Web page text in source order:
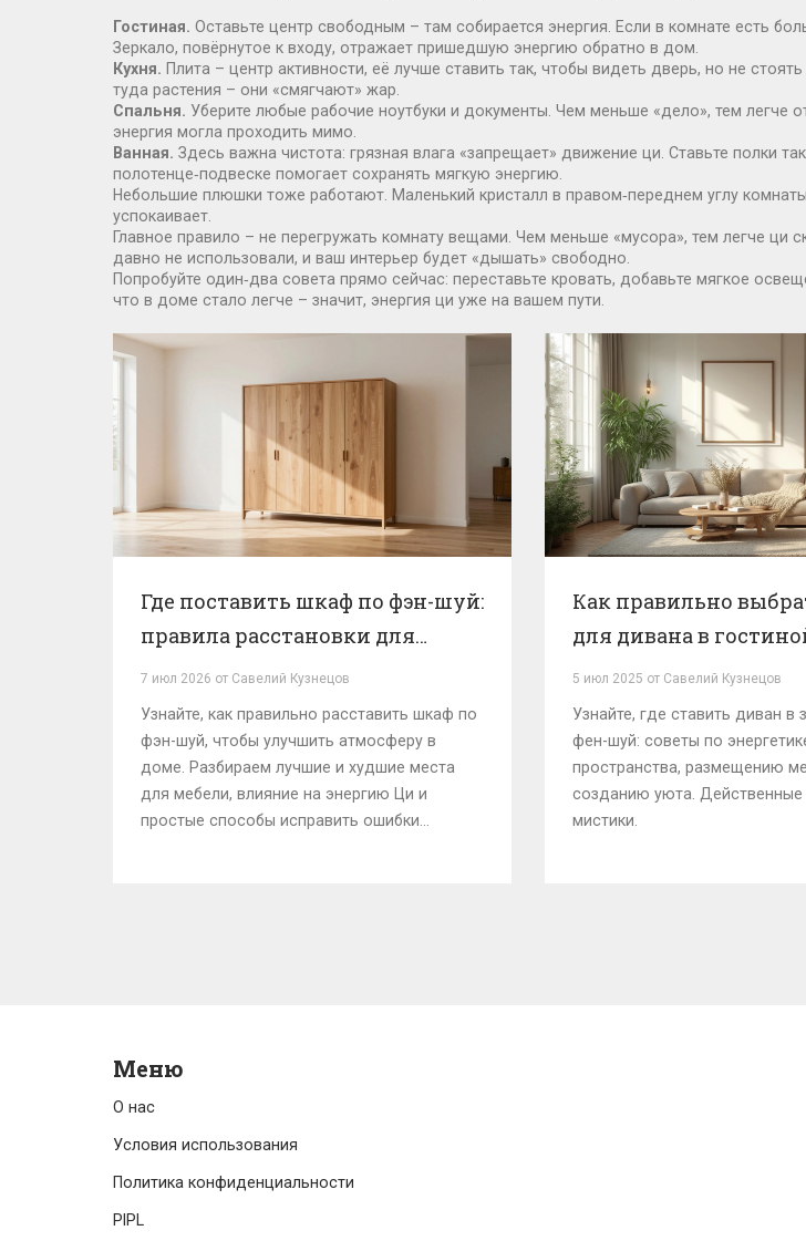
Гостиная. Оставьте центр свободным – там собирается энергия. Если в комнате есть
Зеркало, повёрнутое к входу, отражает пришедшую энергию обратно в дом.
Кухня. Плита – центр активности, её лучше ставить так, чтобы видеть дверь, но не
туда растения – они «смягчают» жар.
Спальня. Уберите любые рабочие ноутбуки и документы. Чем меньше «дело», тем легче
энергия могла проходить мимо.
Ванная. Здесь важна чистота: грязная влага «запрещает» движение ци. Ставьте полки
полотенце‑подвеске помогает сохранять мягкую энергию.
Небольшие плюшки тоже работают. Маленький кристалл в правом‑переднем углу
успокаивает.
Главное правило – не перегружать комнату вещами. Чем меньше «мусора», тем легче ци
давно не использовали, и ваш интерьер будет «дышать» свободно.
Попробуйте один‑два совета прямо сейчас: переставьте кровать, добавьте мягкое
что в доме стало легче – значит, энергия ци уже на вашем пути.
Где поставить шкаф по фэн-шуй:
правила расстановки для
гармонии и удачи
7 июл 2026 от Савелий Кузнецов
Узнайте, как правильно расставить шкаф по
фэн-шуй, чтобы улучшить атмосферу в
доме. Разбираем лучшие и худшие места
для мебели, влияние на энергию Ци и
простые способы исправить ошибки
Как правильно
для дивана в
шуй: секреты
уюта
5 июл 2025 от Савелий Кузнецов
Узнайте, где ставить диван в
фен-шуй: советы по
пространства, размещению
созданию уюта. Действенные
мистики.
Меню
О нас
Условия использования
Политика конфиденциальности
PIPL